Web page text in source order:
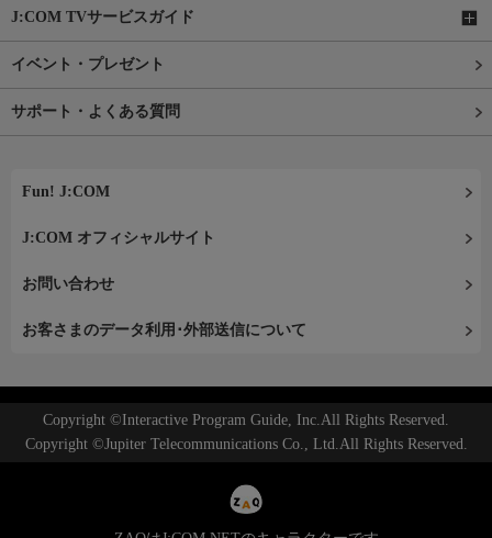
J:COM TVサービスガイド
イベント・プレゼント
サポート・よくある質問
Fun! J:COM
J:COM オフィシャルサイト
お問い合わせ
お客さまのデータ利用･外部送信について
Copyright ©Interactive Program Guide, Inc.All Rights Reserved.
Copyright ©Jupiter Telecommunications Co., Ltd.All Rights Reserved.